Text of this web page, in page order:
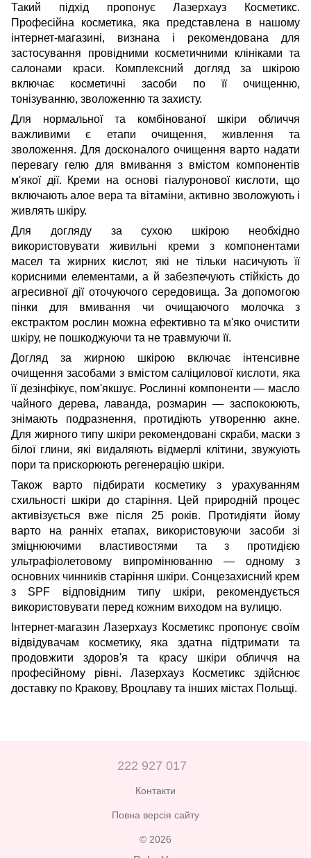
Такий підхід пропонує Лазерхауз Косметикс.
Професійна косметика, яка представлена в нашому
інтернет-магазині, визнана і рекомендована для
застосування провідними косметичними клініками та
салонами краси. Комплексний догляд за шкірою
включає косметичні засоби по її очищенню,
тонізуванню, зволоженню та захисту.
Для нормальної та комбінованої шкіри обличчя
важливими є етапи очищення, живлення та
зволоження. Для досконалого очищення варто надати
перевагу гелю для вмивання з вмістом компонентів
м'якої дії. Креми на основі гіалуронової кислоти, що
включають алое вера та вітаміни, активно зволожують і
живлять шкіру.
Для догляду за сухою шкірою необхідно
використовувати живильні креми з компонентами
масел та жирних кислот, які не тільки насичують її
корисними елементами, а й забезпечують стійкість до
агресивної дії оточуючого середовища. За допомогою
пінки для вмивання чи очищаючого молочка з
екстрактом рослин можна ефективно та м'яко очистити
шкіру, не пошкоджуючи та не травмуючи її.
Догляд за жирною шкірою включає інтенсивне
очищення засобами з вмістом саліцилової кислоти, яка
її дезінфікує, пом'якшує. Рослинні компоненти — масло
чайного дерева, лаванда, розмарин — заспокоюють,
знімають подразнення, протидіють утворенню акне.
Для жирного типу шкіри рекомендовані скраби, маски з
білої глини, які видаляють відмерлі клітини, звужують
пори та прискорюють регенерацію шкіри.
Також варто підбирати косметику з урахуванням
схильності шкіри до старіння. Цей природній процес
активізується вже після 25 років. Протидіяти йому
варто на ранніх етапах, використовуючи засоби зі
зміцнюючими властивостями та з протидією
ультрафіолетовому випромінюванню — одному з
основних чинників старіння шкіри. Сонцезахисний крем
з SPF відповідним типу шкіри, рекомендується
використовувати перед кожним виходом на вулицю.
Інтернет-магазин Лазерхауз Косметикс пропонує своїм
відвідувачам косметику, яка здатна підтримати та
продовжити здоров'я та красу шкіри обличчя на
професійному рівні. Лазерхауз Косметикс здійснює
доставку по Кракову, Вроцлаву та інших містах Польщі.
222 927 017
Контакти
Повна версія сайту
© 2026